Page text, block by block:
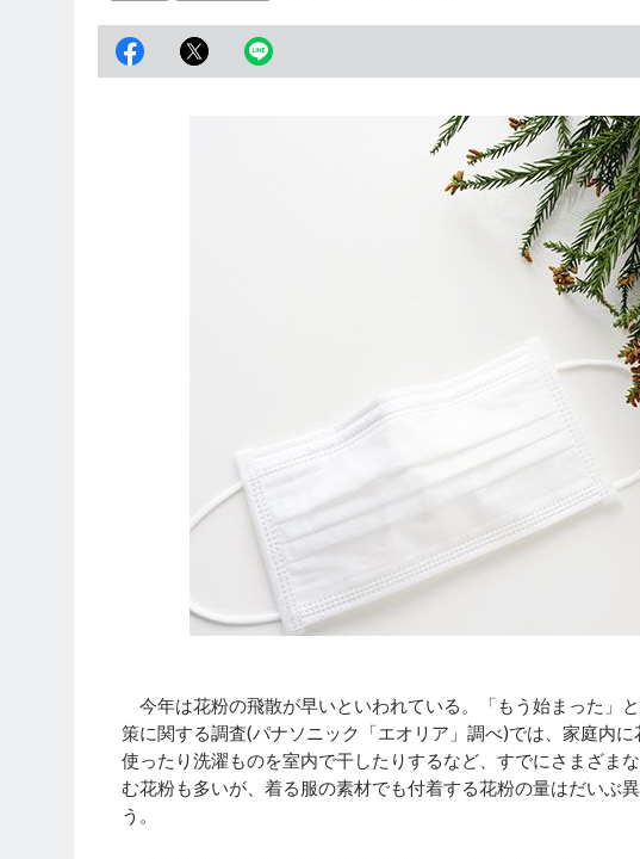
今年は花粉の飛散が早いといわれている。「もう始まった」
策に関する調査(パナソニック「エオリア」調べ)では、家庭内
使ったり洗濯ものを室内で干したりするなど、すでにさまざま
む花粉も多いが、着る服の素材でも付着する花粉の量はだいぶ
う。